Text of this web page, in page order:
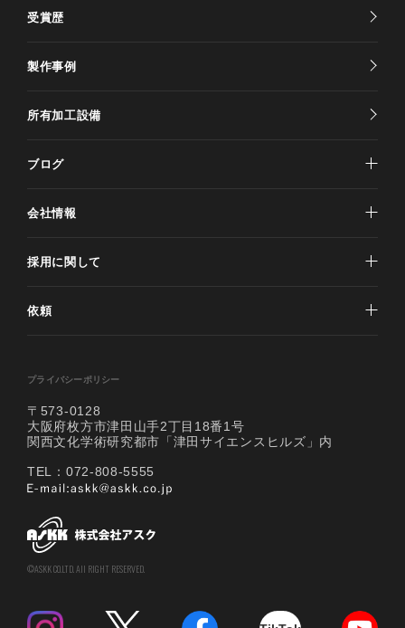
受賞歴
製作事例
所有加工設備
ブログ
会社情報
採用に関して
依頼
プライバシーポリシー
〒573-0128
大阪府枚方市津田山手2丁目18番1号
関西文化学術研究都市「津田サイエンスヒルズ」内
TEL：072-808-5555
©ASKK CO.LTD. All RIGHT RESERVED.